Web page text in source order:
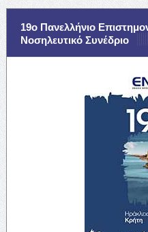
19ο Πανελλήνιο
Νοσηλευτικό Συνέδριο